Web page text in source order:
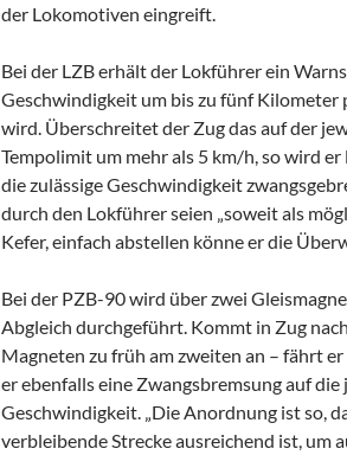
der Lokomotiven eingreift.
Bei der LZB erhält der Lokführer ein
Geschwindigkeit um bis zu fünf
wird. Überschreitet der Zug das auf der
Tempolimit um mehr als 5 km/h, so wird
die zulässige Geschwindigkeit
durch den Lokführer seien „soweit als
Kefer, einfach abstellen könne er die
Bei der PZB-90 wird über zwei
Abgleich durchgeführt. Kommt in Zug
Magneten zu früh am zweiten an – fährt
er ebenfalls eine Zwangsbremsung auf die
Geschwindigkeit. „Die Anordnung ist so,
verbleibende Strecke ausreichend ist, um